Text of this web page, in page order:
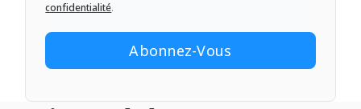
confidentialité.